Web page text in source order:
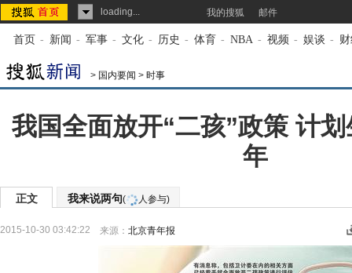
loading... 我的搜狐 邮件
首页 - 新闻 - 军事 - 文化 - 历史 - 体育 - NBA - 视频 - 娱谈 -
> 国内要闻 > 时事
我国全面放开“二孩”政策 计
年
正文 我来说两句( 人参与)
2015-10-30 03:42:22 来源： 北京青年报